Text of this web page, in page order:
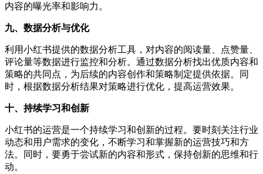
内容的曝光率和影响力。
九、数据分析与优化
利用小红书提供的数据分析工具，对内容的阅读量、点赞量、
评论量等数据进行监控和分析。通过数据分析找出优质内容和
策略的共同点，为后续的内容创作和策略制定提供依据。同
时，根据数据分析结果对策略进行优化，提高运营效果。
十、持续学习和创新
小红书的运营是一个持续学习和创新的过程。要时刻关注行业
动态和用户需求的变化，不断学习和掌握新的运营技巧和方
法。同时，要勇于尝试新的内容和形式，保持创新的思维和行
动。